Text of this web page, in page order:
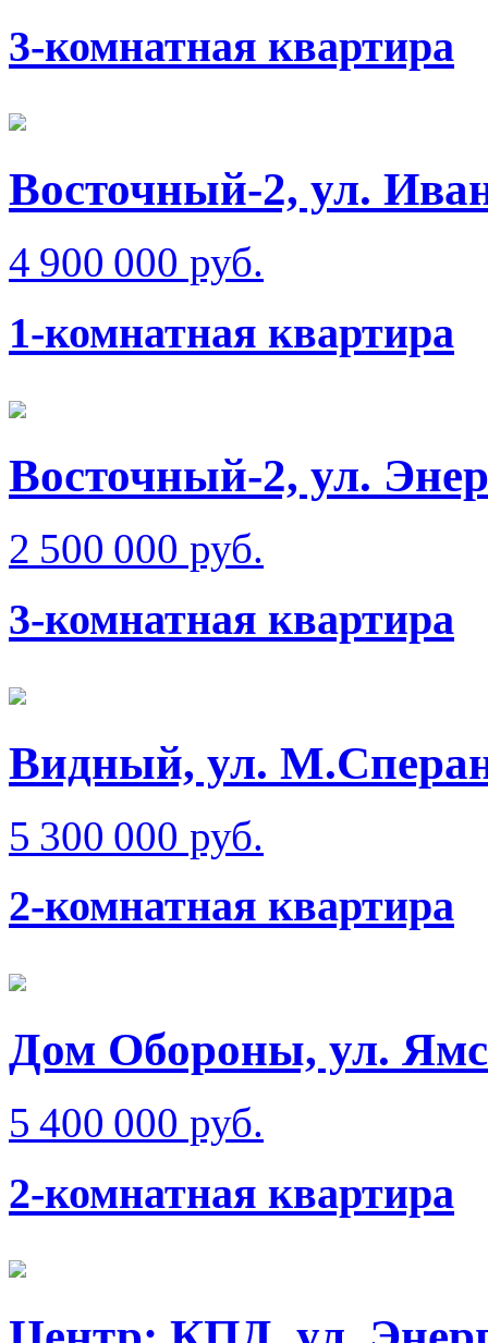
3-комнатная квартира
Восточный-2, ул.
4 900 000 руб.
1-комнатная квартира
Восточный-2, ул.
2 500 000 руб.
3-комнатная квартира
Видный, ул.
5 300 000 руб.
2-комнатная квартира
Дом Обороны, ул.
5 400 000 руб.
2-комнатная квартира